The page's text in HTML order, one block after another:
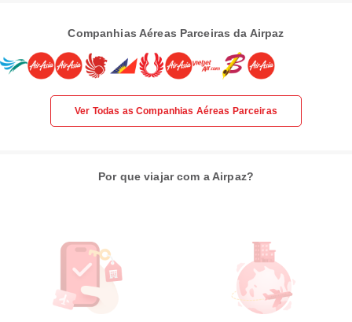
Companhias Aéreas Parceiras da Airpaz
Ver Todas as Companhias Aéreas Parceiras
Por que viajar com a Airpaz?